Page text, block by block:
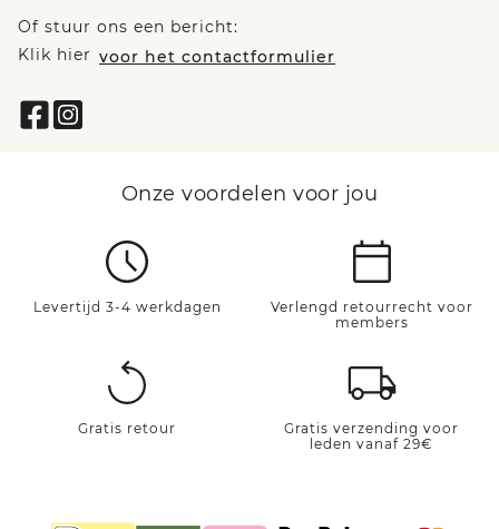
Of stuur ons een bericht:
Klik hier voor het contactformulier
Onze voordelen voor jou
Levertijd 3-4 werkdagen
Verlengd retourrecht voor
members
Gratis retour
Gratis verzending voor
leden vanaf 29€